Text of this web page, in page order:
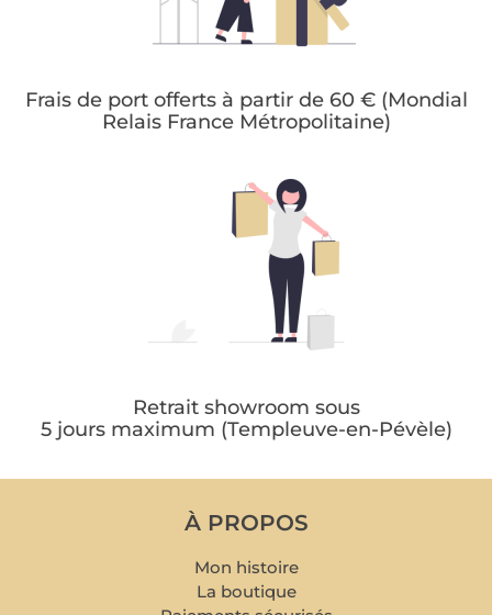
Frais de port offerts à partir de 60 € (Mondial
Relais France Métropolitaine)
Retrait showroom sous
5 jours maximum (Templeuve-en-Pévèle)
À PROPOS
Mon histoire
La boutique